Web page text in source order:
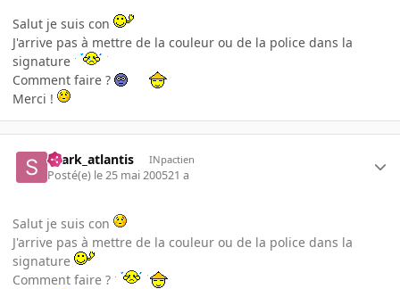
Salut je suis con
J'arrive pas à mettre de la couleur ou de la police dans la
signature
Comment faire ?
Merci !
shark_atlantis INpactien
Posté(e) le 25 mai 200521 a
Salut je suis con
J'arrive pas à mettre de la couleur ou de la police dans la
signature
Comment faire ?